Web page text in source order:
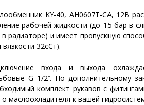
KY-40, AH0607T-CA, 12В
рабочей жидкости (до 15 бар в
радиаторе) и имеет пропускную
вязкости 32сСт).
входа и выхода
G 1/2’’. По дополнительному
комплект рукавов с
маслоохладителя к вашей